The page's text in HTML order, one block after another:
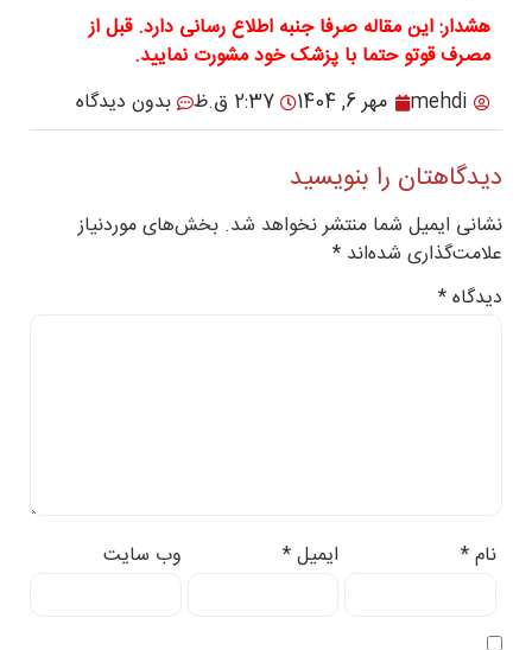
هشدار: این مقاله صرفا جنبه اطلاع رسانی دارد. قبل از
مصرف قوتو حتما با پزشک خود مشورت نمایید.
mehdi
مهر 6, 1404 2:37 ق.ظ بدون دیدگاه
دیدگاهتان را بنویسید
نشانی ایمیل شما منتشر نخواهد شد. بخش‌های موردنیاز
علامت‌گذاری شده‌اند *
دیدگاه*
نام* ایمیل* وب‌ سایت